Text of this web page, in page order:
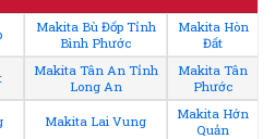
Makita Bù Đốp Tỉnh
Bình Phước
Makita Hòn
Đất
Makita Tân An Tỉnh
Long An
Makita Tân
Phước
Makita Lai Vung
Makita Hớn
Quản